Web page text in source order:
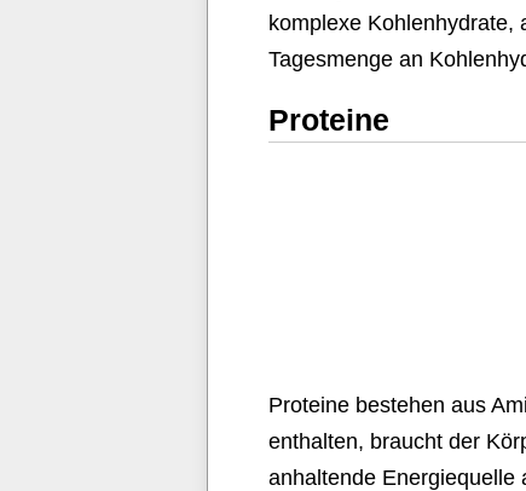
komplexe Kohlenhydrate,
Tagesmenge an
Proteine
Proteine bestehen aus
enthalten, braucht der
anhaltende Energiequelle